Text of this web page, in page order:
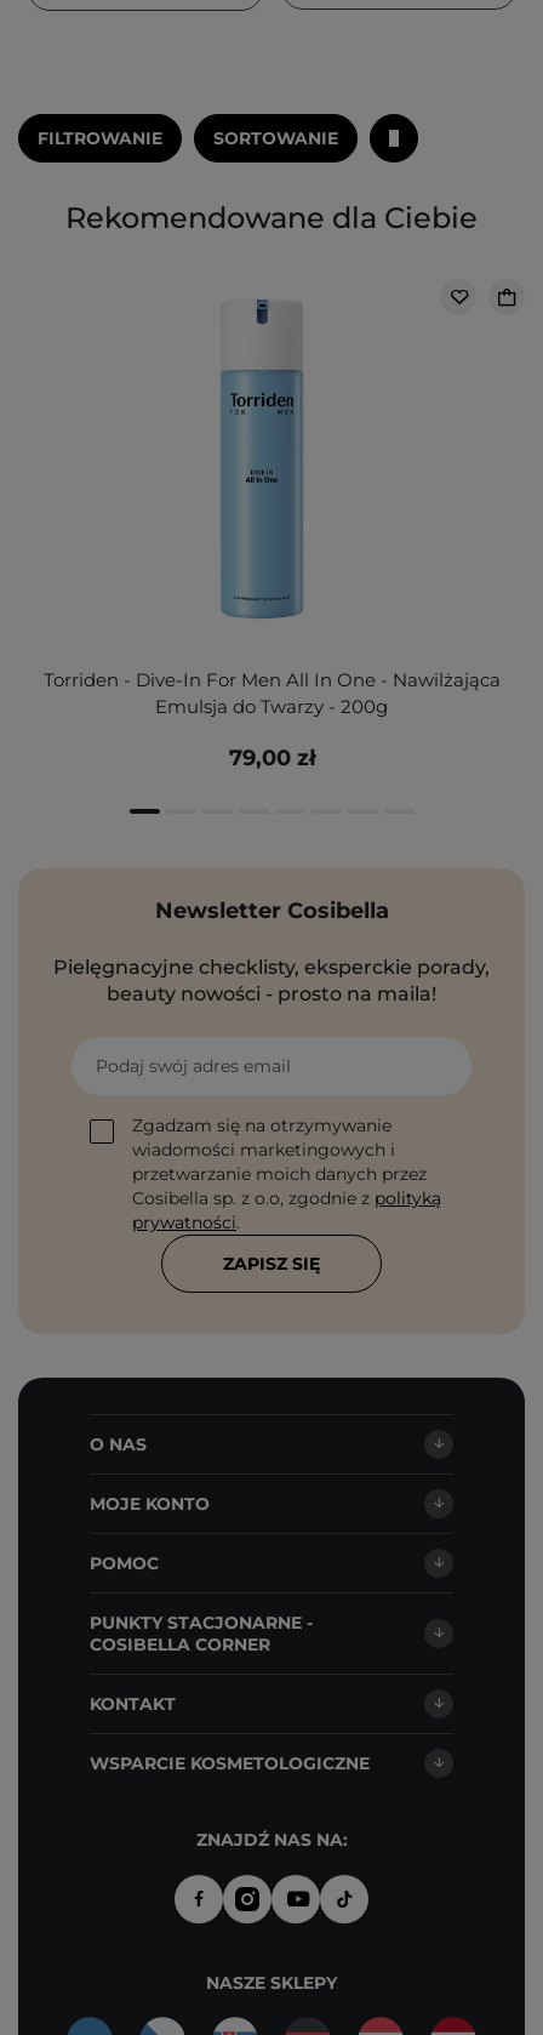
FILTROWANIE SORTOWANIE
Rekomendowane dla Ciebie
Torriden - Dive-In For Men All In One - Nawilżająca
Emulsja do Twarzy - 200g
79,00 zł
Newsletter Cosibella
Pielęgnacyjne checklisty, eksperckie porady,
beauty nowości - prosto na maila!
Podaj swój adres email
Zgadzam się na otrzymywanie
wiadomości marketingowych i
przetwarzanie moich danych przez
Cosibella sp. z o.o, zgodnie z polityką
prywatności.
ZAPISZ SIĘ
O NAS
MOJE KONTO
POMOC
PUNKTY STACJONARNE -
COSIBELLA CORNER
KONTAKT
WSPARCIE KOSMETOLOGICZNE
ZNAJDŹ NAS NA:
NASZE SKLEPY